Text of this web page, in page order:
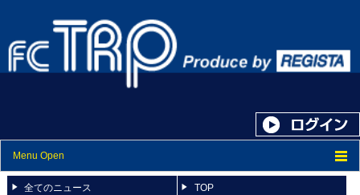
Menu Open
トップ
全てのニュース TOP